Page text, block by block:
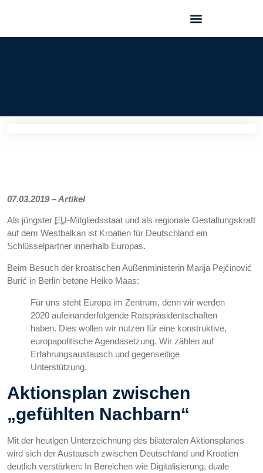
07.03.2019 – Artikel
Als jüngster EU-Mitgliedsstaat und als regionale Gestaltungskraft
auf dem Westbalkan ist Kroatien für Deutschland ein
Schlüsselpartner innerhalb Europas.
Beim Besuch der kroatischen Außenministerin Marija Pejčinović
Burić in Berlin betone Heiko Maas:
Für uns steht Europa im Zentrum, denn wir werden
2020 aufeinanderfolgende Ratspräsidentschaften
haben. Dies wollen wir nutzen für eine konstruktive,
europapolitische Agendasetzung. Wir zählen auf
Erfahrungsaustausch und gegenseitige
Unterstützung.
Aktionsplan zwischen
„gefühlten Nachbarn“
Mit der heutigen Unterzeichnung des bilateralen Aktionsplanes
wird sich der Austausch zwischen Deutschland und Kroatien
deutlich verstärken: In Bereichen wie Digitalisierung, duale